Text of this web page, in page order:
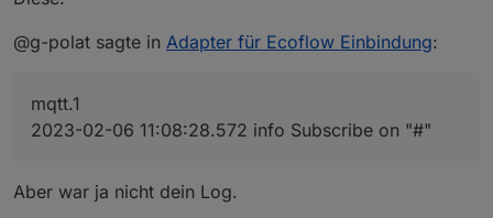
automatisierung.com/hardware/2023/02/13/ecoflo
w-river-2-usv-batteriespeicher.html
@g-polat sagte in Adapter für Ecoflow Einbindung:
mqtt.1
2023-02-06 11:08:28.572 info Subscribe on "#"
Aber war ja nicht dein Log.